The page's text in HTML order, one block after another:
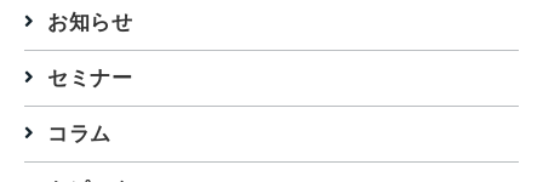
お知らせ
セミナー
コラム